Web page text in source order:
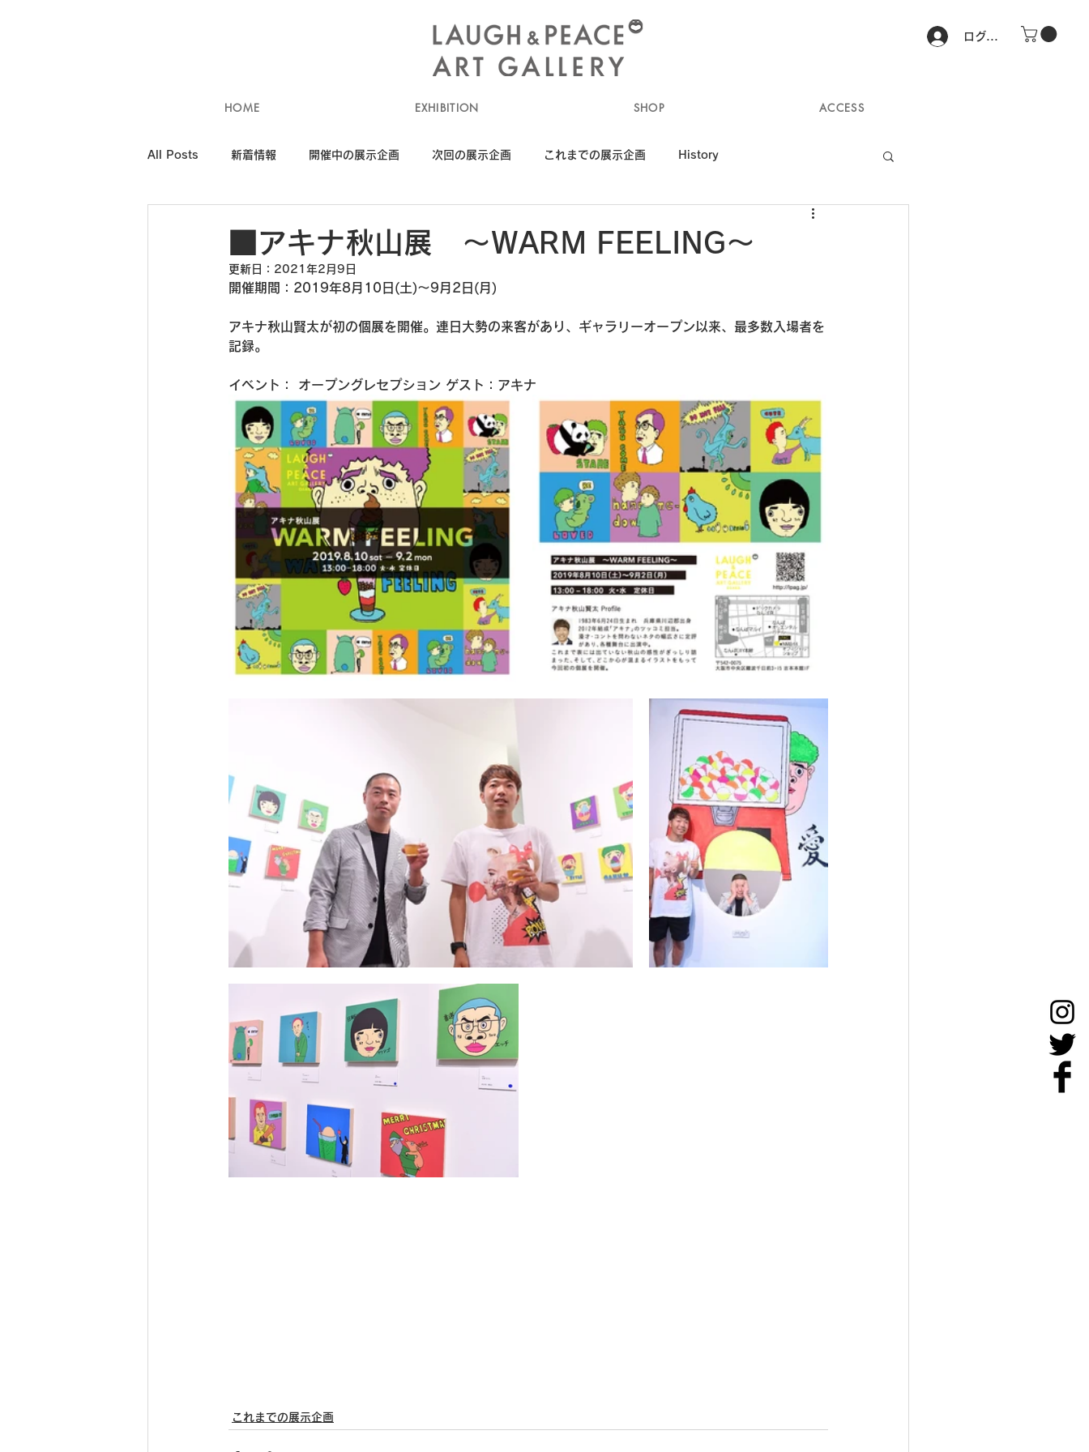
ログイン
HOME EXHIBITION SHOP ACCESS
All Posts 新着情報 開催中の展示企画 次回の展示企画 これまでの展示企画 History
■アキナ秋山展 ～WARM FEELING～
更新日： 2021年2月9日
開催期間：2019年8月10日(土)～9月2日(月)
アキナ秋山賢太が初の個展を開催。連日大勢の来客があり、ギャラリーオープン以来、最多数入場者を
記録。
イベント： オープングレセプション ゲスト：アキナ
これまでの展示企画